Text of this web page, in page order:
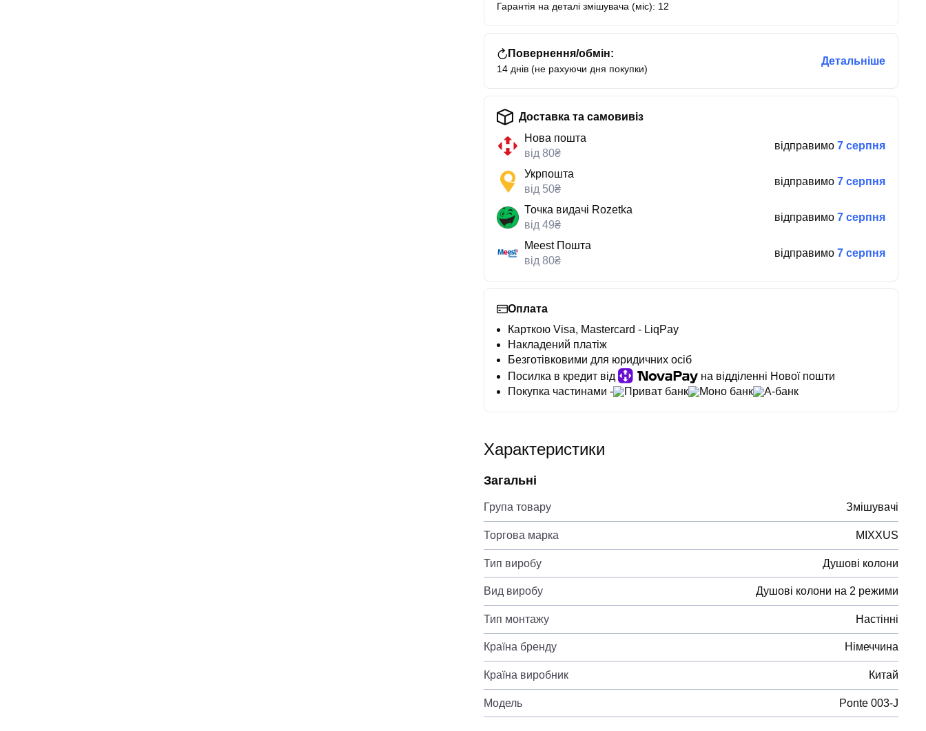
Гарантія на деталі змішувача (міс): 12
Повернення/обмін:
14 днів (не рахуючи дня покупки)
Детальніше
Доставка та самовивіз
Нова пошта
від 80₴
відправимо 7 серпня
Укрпошта
від 50₴
відправимо 7 серпня
Точка видачі Rozetka
від 49₴
відправимо 7 серпня
Meest Пошта
від 80₴
відправимо 7 серпня
Оплата
Карткою Visa, Mastercard - LiqPay
Накладений платіж
Безготівковими для юридичних осіб
Посилка в кредит від
на відділенні Нової пошти
Покупка частинами -
Приват банк Моно банк А-банк
Характеристики
Загальні
Група товару Змішувачі
Торгова марка MIXXUS
Тип виробу Душові колони
Вид виробу Душові колони на 2 режими
Тип монтажу Настінні
Країна бренду Німеччина
Країна виробник Китай
Модель Ponte 003-J